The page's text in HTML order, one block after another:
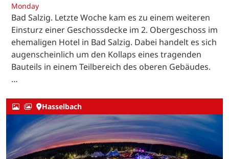
Monday
Bad Salzig. Letzte Woche kam es zu einem weiteren
Einsturz einer Geschossdecke im 2. Obergeschoss im
ehemaligen Hotel in Bad Salzig. Dabei handelt es sich
augenscheinlich um den Kollaps eines tragenden
Bauteils in einem Teilbereich des oberen Gebäudes.
…
Hasselbach